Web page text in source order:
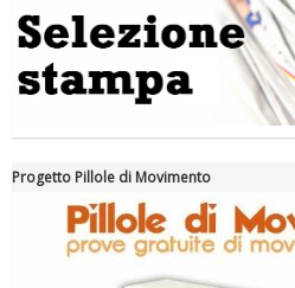
Progetto Pillole di Movimento